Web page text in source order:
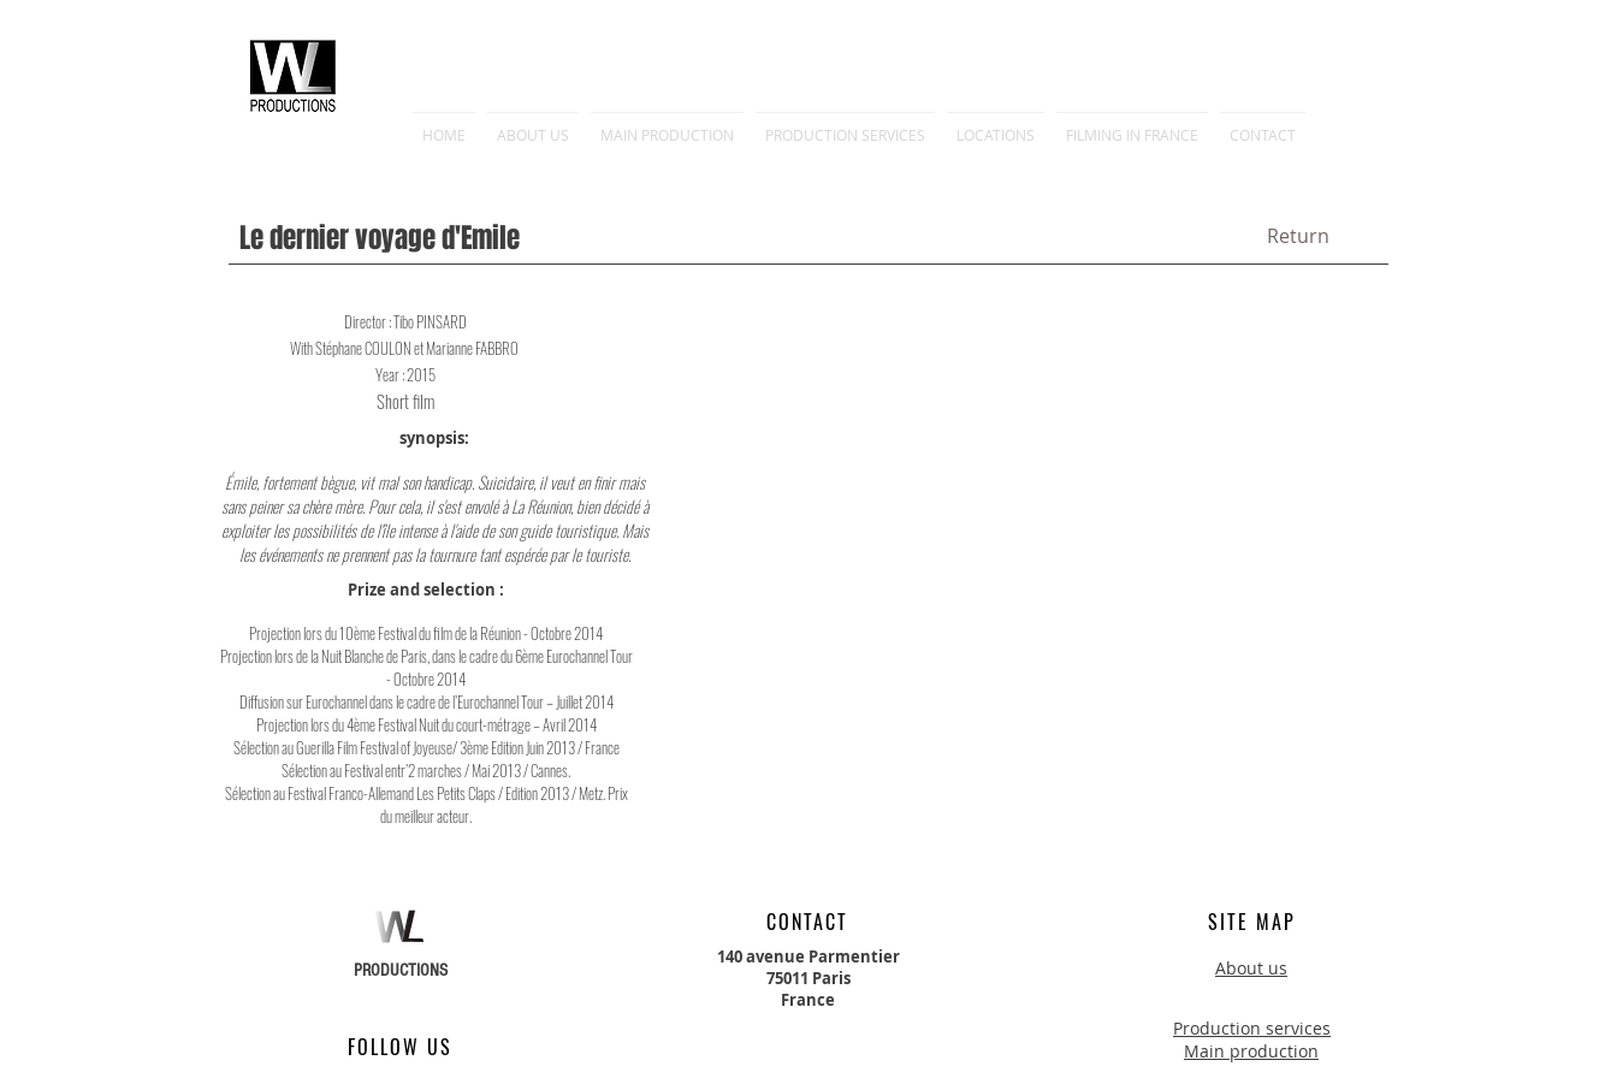
HOME ABOUT US MAIN PRODUCTION PRODUCTION SERVICES LOCATIONS FILMING IN FRANCE CONTACT
Le dernier voyage d'Emile Return
Director : Tibo PINSARD
With Stéphane COULON et Marianne FABBRO
Year : 2015
Short film
synopsis:
Émile, fortement bègue, vit mal son handicap. Suicidaire, il veut en finir mais
sans peiner sa chère mère. Pour cela, il s'est envolé à La Réunion, bien décidé à
exploiter les possibilités de l'île intense à l'aide de son guide touristique. Mais
les événements ne prennent pas la tournure tant espérée par le touriste.
Prize and selection :
Projection lors du 10ème Festival du film de la Réunion - Octobre 2014
Projection lors de la Nuit Blanche de Paris, dans le cadre du 6ème Eurochannel Tour
- Octobre 2014
Diffusion sur Eurochannel dans le cadre de l’Eurochannel Tour – Juillet 2014
Projection lors du 4ème Festival Nuit du court-métrage – Avril 2014
Sélection au Guerilla Film Festival of Joyeuse/ 3ème Edition Juin 2013 / France
Sélection au Festival entr’2 marches / Mai 2013 / Cannes.
Sélection au Festival Franco-Allemand Les Petits Claps / Edition 2013 / Metz. Prix
du meilleur acteur.
PRODUCTIONS
FOLLOW US
CONTACT
140 avenue Parmentier
75011 Paris
France
SITE MAP
About us
Production services
Main production